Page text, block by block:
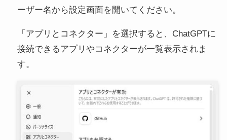
ーザー名から設定画面を開いてください。
「アプリとコネクター」を選択すると、ChatGPTに
接続できるアプリやコネクターが一覧表示されま
す。